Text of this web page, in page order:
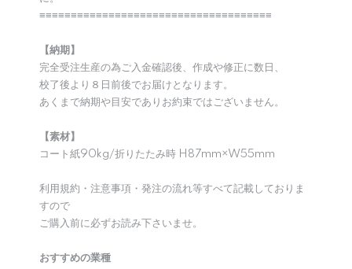
≡≡≡≡≡≡≡≡≡≡≡≡≡≡≡≡≡≡≡≡≡≡≡≡≡≡≡≡≡≡≡≡≡≡≡≡≡
【納期】
完全受注生産の為ご入金確認後、作成や修正に数日、
校了後より８日前後でお届けとなります。
あくまで納期や目安でありお約束ではございません。
【素材】
コート紙90kg/折りたたみ時 H87mm×W55mm
利用規約・注意事項・発注の流れ等すべて記載しておりま
すので
ご購入前に必ずお読み下さいませ。
おすすめの業種